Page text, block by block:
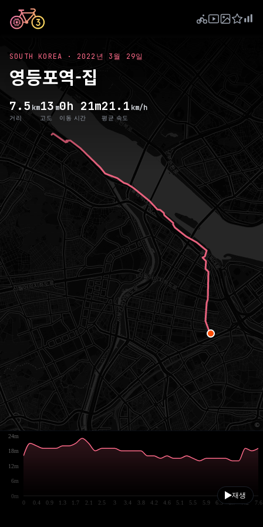
SOUTH KOREA · 2022년 3월 29일
영등포역-집
7.5 km
거리
13m
고도
0h 21m
이동 시간
21.1 km/h
평균 속도
재생
0 0.4 0.9 1.3 1.7 2.1 2.5 3 3.4 3.8 4.2 4.6 5.1 5.5 5.9 6.3 6.7 7.2 7.6
0m
6m
12m
18m
24m